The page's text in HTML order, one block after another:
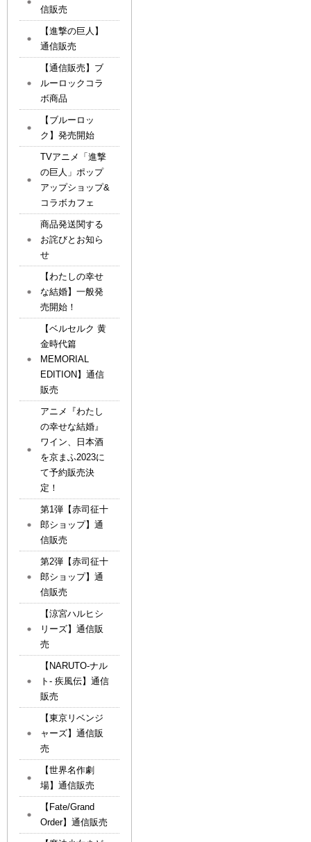
信販売
【進撃の巨人】
通信販売
【通信販売】ブ
ルーロックコラ
ボ商品
【ブルーロッ
ク】発売開始
TVアニメ「進撃
の巨人」ポップ
アップショップ&
コラボカフェ
商品発送関する
お詫びとお知ら
せ
【わたしの幸せ
な結婚】一般発
売開始！
【ベルセルク 黄
金時代篇
MEMORIAL
EDITION】通信
販売
アニメ『わたし
の幸せな結婚』
ワイン、日本酒
を京まふ2023に
て予約販売決
定！
第1弾【赤司征十
郎ショップ】通
信販売
第2弾【赤司征十
郎ショップ】通
信販売
【涼宮ハルヒシ
リーズ】通信販
売
【NARUTO-ナル
ト- 疾風伝】通信
販売
【東京リベンジ
ャーズ】通信販
売
【世界名作劇
場】通信販売
【Fate/Grand
Order】通信販売